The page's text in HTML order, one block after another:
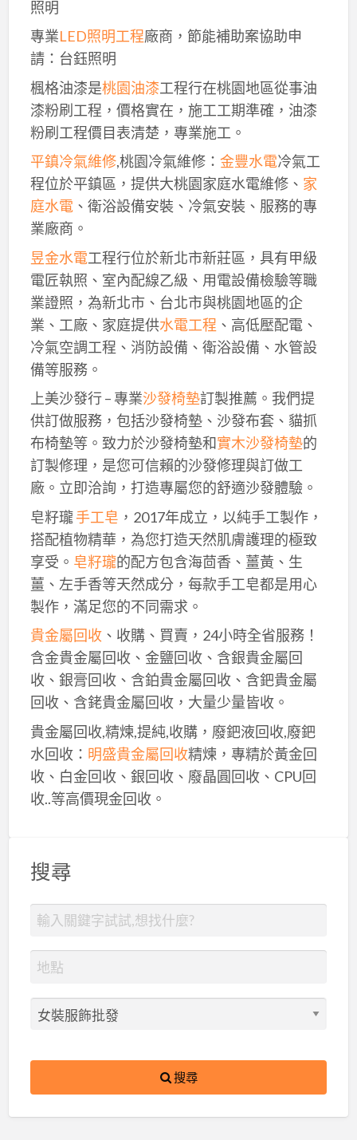
照明
專業LED照明工程廠商，節能補助案協助申
請：台鈺照明
楓格油漆是桃園油漆工程行在桃園地區從事油
漆粉刷工程，價格實在，施工工期準確，油漆
粉刷工程價目表清楚，專業施工。
平鎮冷氣維修,桃園冷氣維修： 金豐水電冷氣工
程位於平鎮區，提供大桃園家庭水電維修、 家
庭水電、衛浴設備安裝、冷氣安裝、服務的專
業廠商。
昱金水電工程行位於新北市新莊區，具有甲級
電匠執照、室內配線乙級、用電設備檢驗等職
業證照，為新北市、台北市與桃園地區的企
業、工廠、家庭提供水電工程 、高低壓配電、
冷氣空調工程、消防設備、衛浴設備、水管設
備等服務。
上美沙發行 – 專業沙發椅墊訂製推薦。我們提
供訂做服務，包括沙發椅墊、沙發布套、貓抓
布椅墊等。致力於沙發椅墊和實木沙發椅墊的
訂製修理，是您可信賴的沙發修理與訂做工
廠。立即洽詢，打造專屬您的舒適沙發體驗。
皂籽瓏手工皂 ，2017年成立，以純手工製作，
搭配植物精華，為您打造天然肌膚護理的極致
享受。 皂籽瓏的配方包含海茴香、薑黃、生
薑、左手香等天然成分，每款手工皂都是用心
製作，滿足您的不同需求。
貴金屬回收、收購、買賣，24小時全省服務！
含金貴金屬回收、金鹽回收、含銀貴金屬回
收、銀膏回收、含鉑貴金屬回收、含鈀貴金屬
回收、含銠貴金屬回收，大量少量皆收。
貴金屬回收,精煉,提純,收購，廢鈀液回收,廢鈀
水回收： 明盛貴金屬回收精煉，專精於黃金回
收、白金回收、銀回收、廢晶圓回收、CPU回
收..等高價現金回收。
搜尋
搜尋